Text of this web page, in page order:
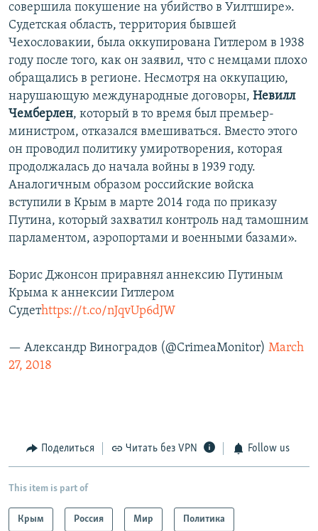
совершила покушение на убийство в Уилтшире».
Судетская область, территория бывшей
Чехословакии, была оккупирована Гитлером в 1938
году после того, как он заявил, что с немцами плохо
обращались в регионе. Несмотря на оккупацию,
нарушающую международные договоры, Невилл
Чемберлен, который в то время был премьер-
министром, отказался вмешиваться. Вместо этого
он проводил политику умиротворения, которая
продолжалась до начала войны в 1939 году.
Аналогичным образом российские войска
вступили в Крым в марте 2014 года по приказу
Путина, который захватил контроль над тамошним
парламентом, аэропортами и военными базами».
Борис Джонсон приравнял аннексию Путиным
Крыма к аннексии Гитлером
Судетhttps://t.co/nJqvUp6dJW
— Александр Виноградов (@CrimeaMonitor) March
27, 2018
Поделиться Читать без VPN Follow us
This item is part of
Крым Россия Мир Политика